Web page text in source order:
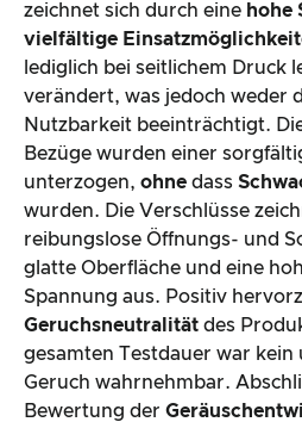
zeichnet sich durch eine hohe
vielfältige
lediglich bei seitlichem Druck
verändert, was jedoch weder
Nutzbarkeit beeinträchtigt.
Bezüge wurden einer
unterzogen, ohne dass
wurden. Die Verschlüsse
reibungslose Öffnungs- und
glatte Oberfläche und eine
Spannung aus. Positiv
Geruchsneutralität des
gesamten Testdauer war kein
Geruch wahrnehmbar.
Bewertung der